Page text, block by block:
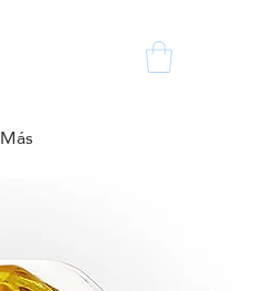
Más